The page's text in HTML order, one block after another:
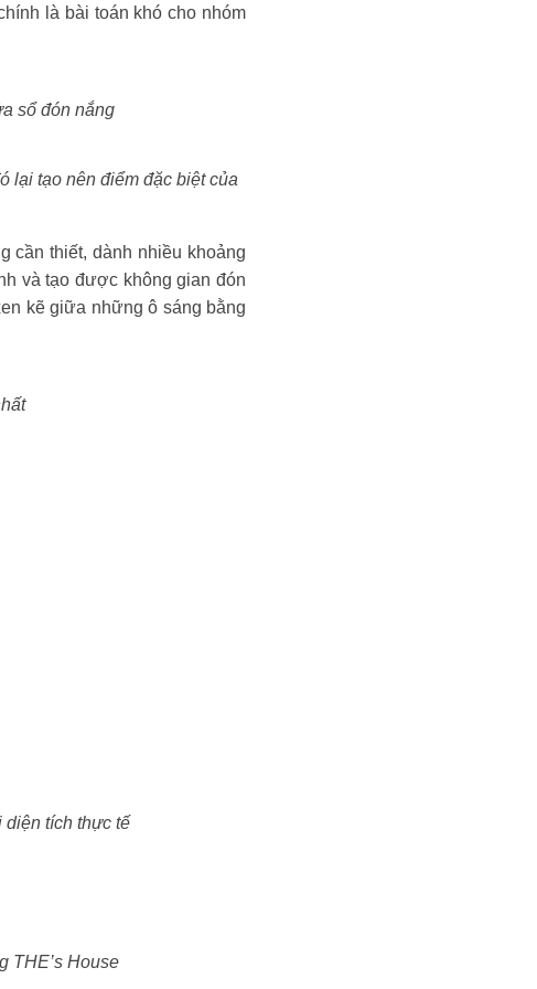
là bài toán khó cho nhóm
sổ đón nắng
lại tạo nên điểm đặc biệt của
cần thiết, dành nhiều khoảng
và tạo được không gian đón
kẽ giữa những ô sáng bằng
tích thực tế
THE’s House